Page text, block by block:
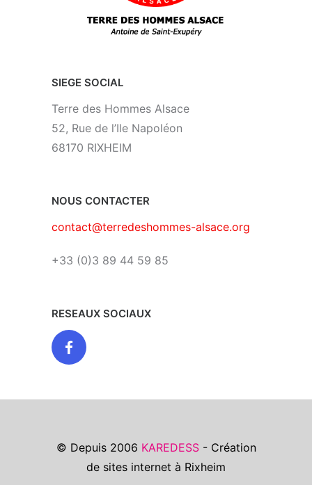
SIEGE SOCIAL
Terre des Hommes Alsace
52, Rue de l’Ile Napoléon
68170 RIXHEIM
NOUS CONTACTER
contact@terredeshommes-alsace.org
+33 (0)3 89 44 59 85
RESEAUX SOCIAUX
© Depuis 2006 KAREDESS- Création
de sites internet à Rixheim